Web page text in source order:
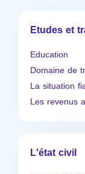
Etudes et
Education
Domaine de
La situation
Les revenus
L'état civil